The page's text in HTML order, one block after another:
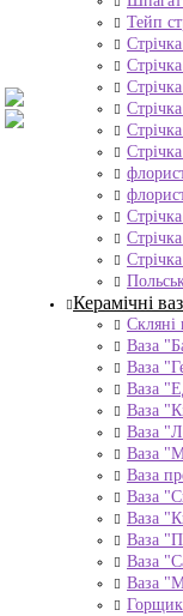
Тейп
Керамічні
Скляні
Ваза
Ваза
Ваза
Ваза
Ваза
Ваза
Ваза
Ваза
Ваза
Ваза
Ваза
Ваза